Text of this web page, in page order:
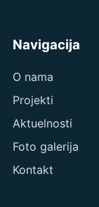
Navigacija
O nama
Projekti
Aktuelnosti
Foto galerija
Kontakt